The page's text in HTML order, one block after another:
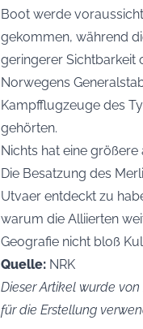
Boot werde
gekommen, während
geringerer Sichtbarkeit
Norwegens
Kampfflugzeuge des
gehörten.
Nichts hat eine
Die Besatzung des
Utvaer entdeckt zu
warum die Alliierten
Geografie nicht bloß
Quelle: NRK
Dieser Artikel wurde
für die Erstellung